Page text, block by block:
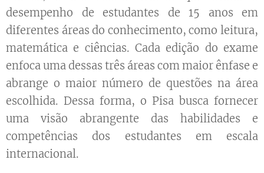
desempenho de estudantes de 15 anos em
diferentes áreas do conhecimento, como leitura,
matemática e ciências. Cada edição do exame
enfoca uma dessas três áreas com maior ênfase e
abrange o maior número de questões na área
escolhida. Dessa forma, o Pisa busca fornecer
uma visão abrangente das habilidades e
competências dos estudantes em escala
internacional.